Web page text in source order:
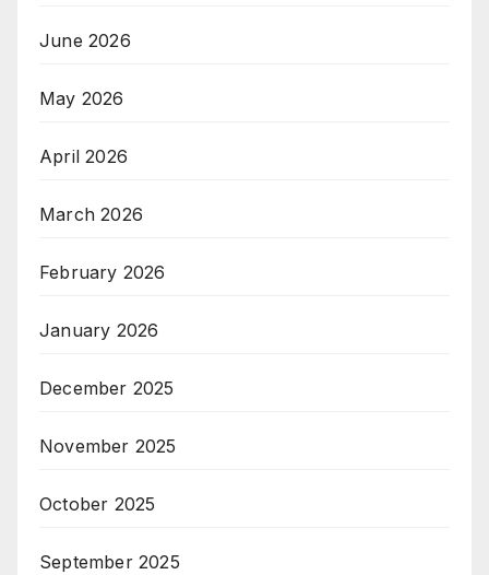
June 2026
May 2026
April 2026
March 2026
February 2026
January 2026
December 2025
November 2025
October 2025
September 2025